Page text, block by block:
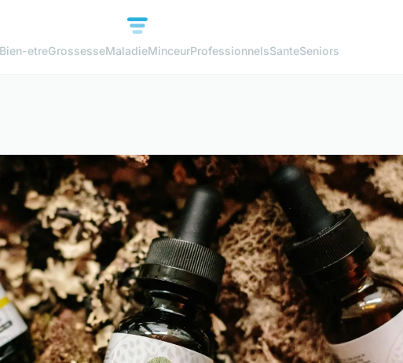
Bien-etreGrossesseMaladieMinceurProfessionnelsSanteSeniors